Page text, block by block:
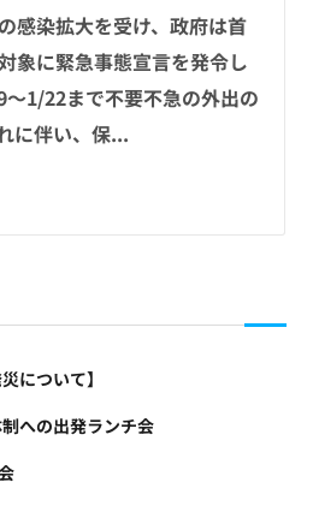
感染拡大を受け、政府は首
象に緊急事態宣言を発令し
1/22まで不要不急の外出の
に伴い、保...
について】
への出発ランチ会